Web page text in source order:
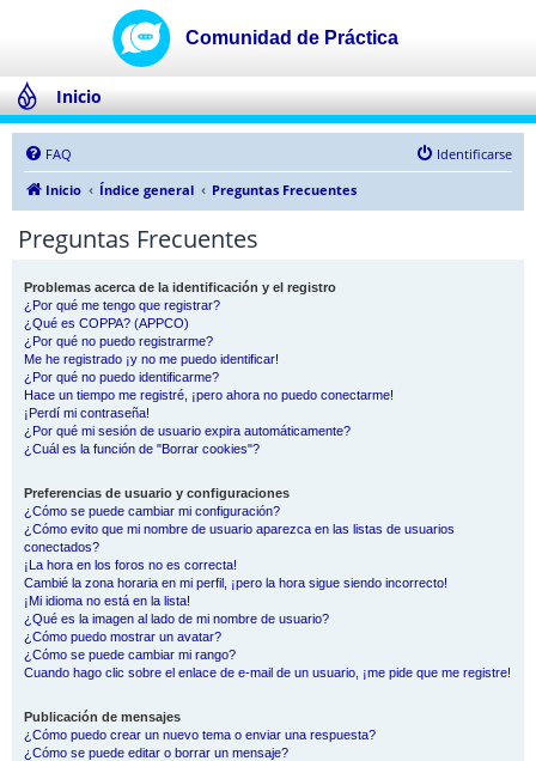
Inicio
FAQ
Identificarse
Inicio
Índice general Preguntas Frecuentes
Preguntas Frecuentes
Problemas acerca de la identificación y el registro
¿Por qué me tengo que registrar?
¿Qué es COPPA? (APPCO)
¿Por qué no puedo registrarme?
Me he registrado ¡y no me puedo identificar!
¿Por qué no puedo identificarme?
Hace un tiempo me registré, ¡pero ahora no puedo conectarme!
¡Perdí mi contraseña!
¿Por qué mi sesión de usuario expira automáticamente?
¿Cuál es la función de "Borrar cookies"?
Preferencias de usuario y configuraciones
¿Cómo se puede cambiar mi configuración?
¿Cómo evito que mi nombre de usuario aparezca en las listas de usuarios
conectados?
¡La hora en los foros no es correcta!
Cambié la zona horaria en mi perfil, ¡pero la hora sigue siendo incorrecto!
¡Mi idioma no está en la lista!
¿Qué es la imagen al lado de mi nombre de usuario?
¿Cómo puedo mostrar un avatar?
¿Cómo se puede cambiar mi rango?
Cuando hago clic sobre el enlace de e-mail de un usuario, ¡me pide que me registre!
Publicación de mensajes
¿Cómo puedo crear un nuevo tema o enviar una respuesta?
¿Cómo se puede editar o borrar un mensaje?